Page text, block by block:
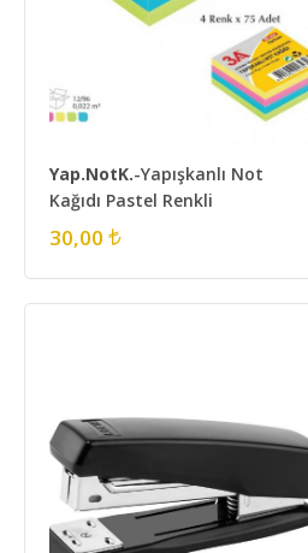
Yap.NotK.-Yapışkanlı Not
Kağıdı Pastel Renkli
30,00